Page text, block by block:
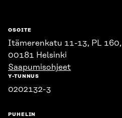
OSOITE
Itämerenkatu 11-13, PL 160,
00181 Helsinki
Saapumisohjeet
Y-TUNNUS
0202132-3
PUHELIN